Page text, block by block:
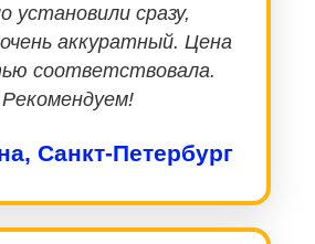
установили сразу,
аккуратный. Цена
соответствовала.
Рекомендуем!
Санкт-Петербург